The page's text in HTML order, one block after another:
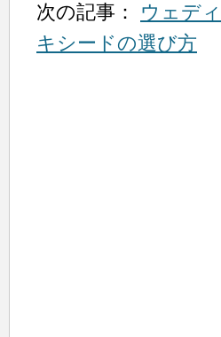
次の記事： ウェデ
キシードの選び方